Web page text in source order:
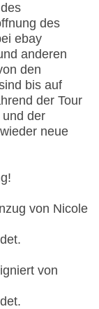
des
ebay
anderen
den
bis auf
der Tour
der
neue
von Nicole
von